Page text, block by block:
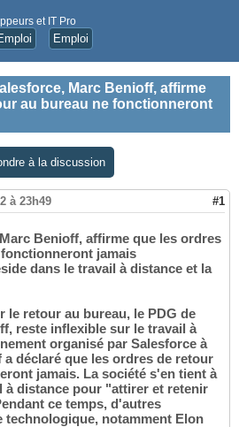
et IT Pro
Emploi
Marc Benioff, affirme
au bureau ne fonctionneront
à la discussion
à 23h49 #1
Benioff, affirme que les ordres
jamais
dans le travail à distance et la
le retour au bureau, le PDG de
reste inflexible sur le travail à
organisé par Salesforce à
déclaré que les ordres de retour
jamais. La société s'en tient à
à distance pour "attirer et retenir
ce temps, d'autres
notamment Elon